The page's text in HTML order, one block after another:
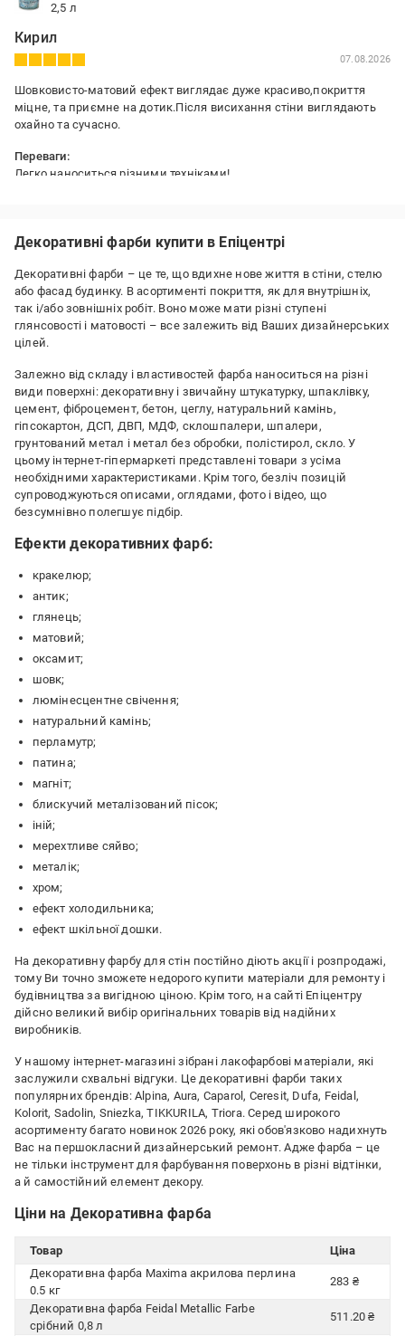
2,5 л
Кирил
07.08.2026
Шовковисто-матовий ефект виглядає дуже красиво,покриття
міцне, та приємне на дотик.Після висихання стіни виглядають
охайно та сучасно.
Переваги:
Легко наноситься,різними техніками!
Декоративні фарби купити в Епіцентрі
Декоративні фарби – це те, що вдихне нове життя в стіни, стелю
або фасад будинку. В асортименті покриття, як для внутрішніх,
так і/або зовнішніх робіт. Воно може мати різні ступені
глянсовості і матовості – все залежить від Ваших дизайнерських
цілей.
Залежно від складу і властивостей фарба наноситься на різні
види поверхні: декоративну і звичайну штукатурку, шпаклівку,
цемент, фіброцемент, бетон, цеглу, натуральний камінь,
гіпсокартон, ДСП, ДВП, МДФ, склошпалери, шпалери,
грунтований метал і метал без обробки, полістирол, скло. У
цьому інтернет-гіпермаркеті представлені товари з усіма
необхідними характеристиками. Крім того, безліч позицій
супроводжуються описами, оглядами, фото і відео, що
безсумнівно полегшує підбір.
Ефекти декоративних фарб:
кракелюр;
антик;
глянець;
матовий;
оксамит;
шовк;
люмінесцентне свічення;
натуральний камінь;
перламутр;
патина;
магніт;
блискучий металізований пісок;
іній;
мерехтливе сяйво;
металік;
хром;
ефект холодильника;
ефект шкільної дошки.
На декоративну фарбу для стін постійно діють акції і розпродажі,
тому Ви точно зможете недорого купити матеріали для ремонту і
будівництва за вигідною ціною. Крім того, на сайті Епіцентру
дійсно великий вибір оригінальних товарів від надійних
виробників.
У нашому інтернет-магазині зібрані лакофарбові матеріали, які
заслужили схвальні відгуки. Це декоративні фарби таких
популярних брендів: Alpina, Aura, Caparol, Ceresit, Dufa, Feidal,
Kolorit, Sadolin, Sniezka, TIKKURILA, Triora. Серед широкого
асортименту багато новинок 2026 року, які обов'язково надихнуть
Вас на першокласний дизайнерський ремонт. Адже фарба – це
не тільки інструмент для фарбування поверхонь в різні відтінки,
а й самостійний елемент декору.
Ціни на Декоративна фарба
Товар
Ціна
Декоративна фарба Maxima акрилова перлина
0.5 кг
283 ₴
Декоративна фарба Feidal Metallic Farbe
срібний 0,8 л
511.20 ₴